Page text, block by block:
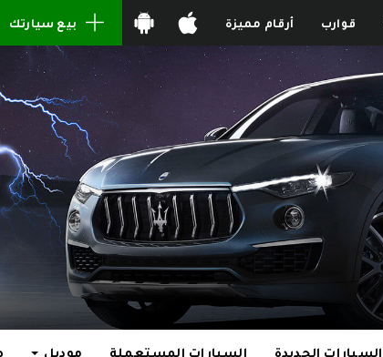
قوارب أرقام مميزة بيع سيارتك
السيارات الجديدة السيارات المستعملة موديل